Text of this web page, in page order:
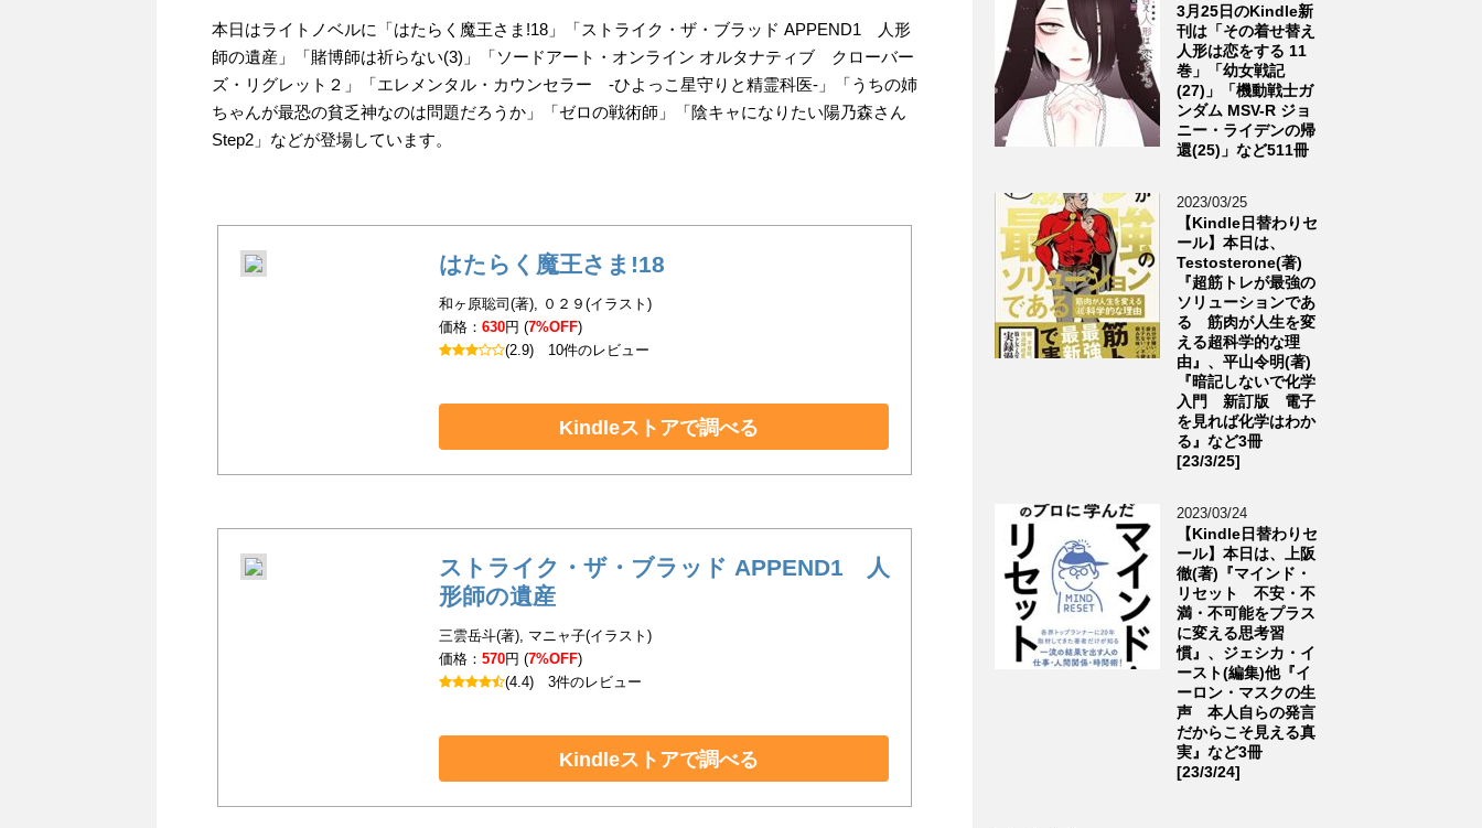
本日はライトノベルに「はたらく魔王さま!18」「ストライク・ザ・ブラッド APPEND1 人形
師の遺産」「賭博師は祈らない(3)」「ソードアート・オンライン オルタナティブ クローバー
ズ・リグレット２」「エレメンタル・カウンセラー -ひよっこ星守りと精霊科医-」「うちの姉
ちゃんが最恐の貧乏神なのは問題だろうか」「ゼロの戦術師」「陰キャになりたい陽乃森さん
Step2」などが登場しています。
はたらく魔王さま!18
和ヶ原聡司(著), ０２９(イラスト)
価格：630円 (7%OFF)
(2.9) 10件のレビュー
Kindleストアで調べる
ストライク・ザ・ブラッド APPEND1 人
形師の遺産
三雲岳斗(著), マニャ子(イラスト)
価格：570円 (7%OFF)
(4.4)3件のレビュー
Kindleストアで調べる
3月25日のKindle新
刊は「その着せ替え
人形は恋をする 11
巻」「幼女戦記
(27)」「機動戦士ガ
ンダム MSV-R ジョ
ニー・ライデンの帰
還(25)」など511冊
2023/03/25
【Kindle日替わりセ
ール】本日は、
Testosterone(著)
『超筋トレが最強の
ソリューションであ
る 筋肉が人生を変
える超科学的な理
由』、平山令明(著)
『暗記しないで化学
入門 新訂版 電子
を見れば化学はわか
る』など3冊
[23/3/25]
2023/03/24
【Kindle日替わりセ
ール】本日は、上阪
徹(著)『マインド・
リセット 不安・不
満・不可能をプラス
に変える思考習
慣』、ジェシカ・イ
ースト(編集)他『イ
ーロン・マスクの生
声 本人自らの発言
だからこそ見える真
実』など3冊
[23/3/24]